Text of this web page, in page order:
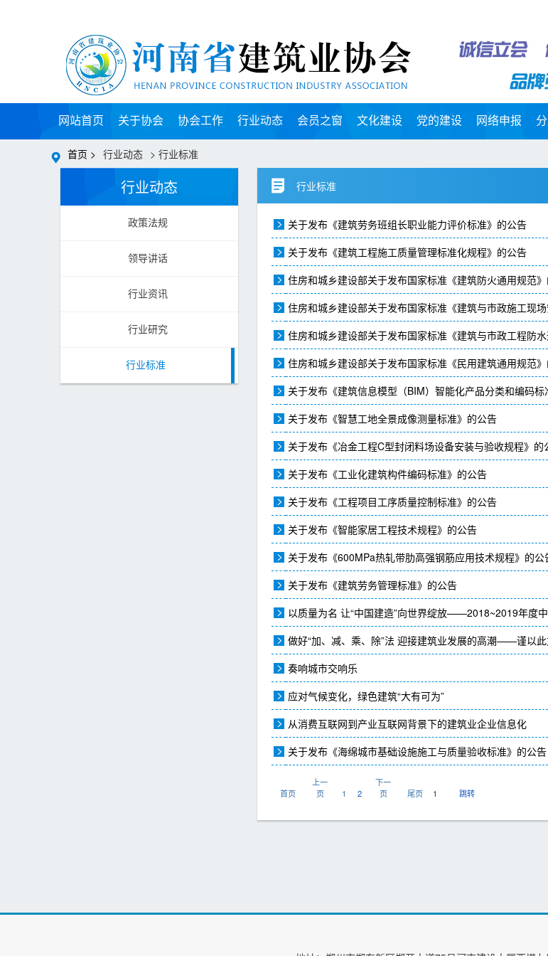
网站首页 关于协会 协会工作 行业动态 会员之窗 文化建设 党的建设 网络申报
首页 > 行业动态 > 行业标准
行业动态
政策法规
领导讲话
行业资讯
行业研究
行业标准
行业标准
关于发布《建筑劳务班组长职业能力评价标准》的公告
关于发布《建筑工程施工质量管理标准化规程》的公告
住房和城乡建设部关于发布国家标准《建筑防火通用规范
住房和城乡建设部关于发布国家标准《建筑与市政施工现
住房和城乡建设部关于发布国家标准《建筑与市政工程防
住房和城乡建设部关于发布国家标准《民用建筑通用规范
关于发布《建筑信息模型（BIM）智能化产品分类和编码标
关于发布《智慧工地全景成像测量标准》的公告
关于发布《冶金工程C型封闭料场设备安装与验收规程》的
关于发布《工业化建筑构件编码标准》的公告
关于发布《工程项目工序质量控制标准》的公告
关于发布《智能家居工程技术规程》的公告
关于发布《600MPa热轧带肋高强钢筋应用技术规程》的公
关于发布《建筑劳务管理标准》的公告
以质量为名 让“中国建造”向世界绽放——2018~2019年度
做好“加、减、乘、除”法 迎接建筑业发展的高潮——谨以
奏响城市交响乐
应对气候变化，绿色建筑“大有可为”
从消费互联网到产业互联网背景下的建筑业企业信息化
关于发布《海绵城市基础设施施工与质量验收标准》的公告
首页
上一
页
1 2
下一
页
尾页 跳转